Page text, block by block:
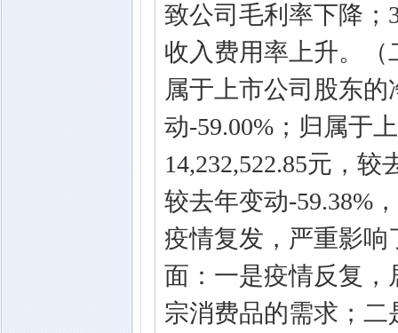
致公司毛利率下降；
收入费用率上升。
属于上市公司股东的
动-59.00%；归属于
14,232,522.85元，
较去年变动-59.38%
疫情复发，严重影
面：一是疫情反复
宗消费品的需求；